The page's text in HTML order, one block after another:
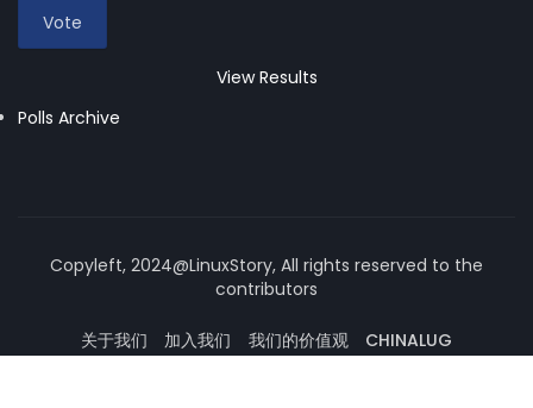
View Results
Polls Archive
Copyleft, 2024@LinuxStory, All rights reserved to the
contributors
关于我们 加入我们 我们的价值观
CHINALUG